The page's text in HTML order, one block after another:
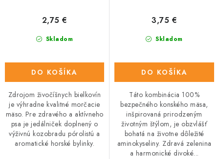
Skladom
2,75 €
DO KOŠÍKA
Zdrojom živočíšnych bielkovín
je výhradne kvalitné morčacie
mäso. Pre zdravého a aktívneho
psa je jedálniček doplnený o
výživnú kozobradu pórolistú a
aromatické horské bylinky.
Skladom
3,75 €
DO KOŠÍKA
Táto kombinácia 100%
bezpečného konského mäsa,
inšpirovaná prirodzeným
životným štýlom, je obzvlášť
bohatá na životne dôležité
aminokyseliny. Zdravá zelenina
a harmonické divoké...